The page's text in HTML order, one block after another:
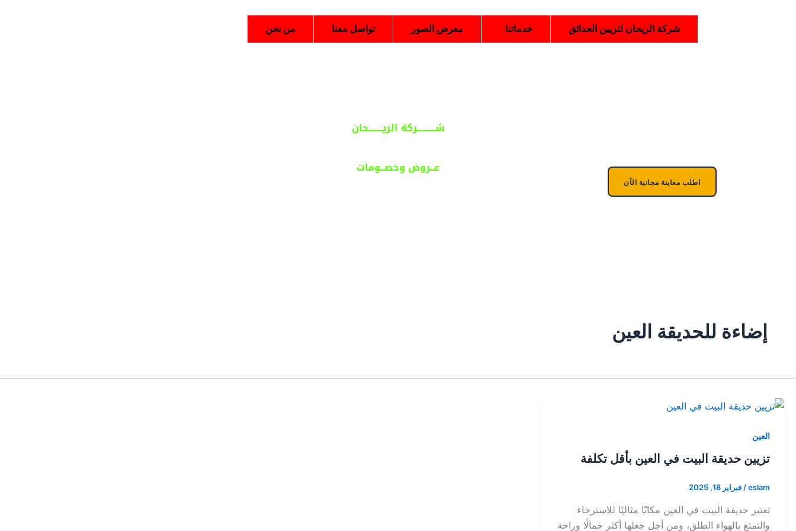
شركة الريحان لتزيين الحدائق خدماتنا معرض الصور تواصل معنا من نحن
شــــــــــركة الريــــــــحان
عــروض وخصــومات
اطلب معاينة مجانية الآن
إضاءة للحديقة العين
العين
تزيين حديقة البيت في العين بأقل تكلفة
eslam
/فبراير 18, 2025
تعتبر حديقة البيت في العين مكانًا مثاليًا للاسترخاء
والتمتع بالهواء الطلق، ومن أجل جعلها أكثر جمالًا وراحة